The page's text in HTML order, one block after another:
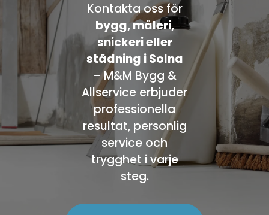
Kontakta oss för
bygg, måleri,
snickeri eller
städning i Solna
– M&M Bygg &
Allservice erbjuder
professionella
resultat, personlig
service och
trygghet i varje
steg.